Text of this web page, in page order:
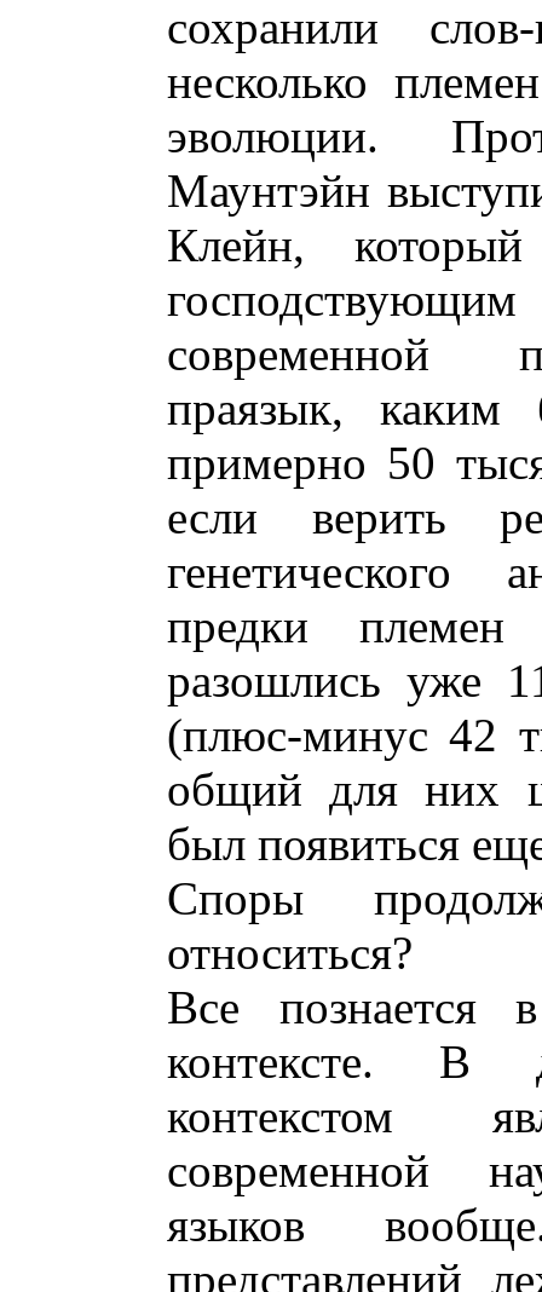
сохранили
несколько
эволюции.
Маунтэйн
Клейн,
современной
праязык,
примерно 50
если верить
генетического
предки
разошлись уже
(плюс-минус 42
общий для них
был появиться
Споры
относиться?
Все познается
контексте. В
контекстом
современной
языков
представлений